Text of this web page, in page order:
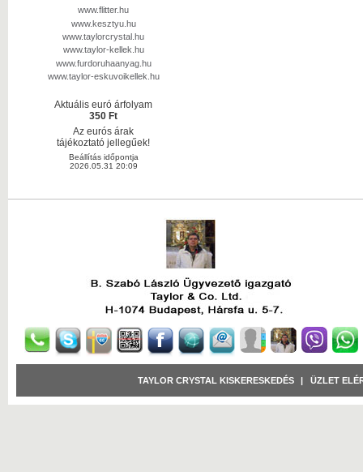
www.flitter.hu
www.kesztyu.hu
www.taylorcrystal.hu
www.taylor-kellek.hu
www.furdoruhaanyag.hu
www.taylor-eskuvoikellek.hu
Aktuális euró árfolyam
350 Ft
Az eurós árak
tájékoztató jellegűek!
Beállítás időpontja
2026.05.31 20:09
TAYLOR CRYSTAL KISKERESKEDÉS ÜZLET